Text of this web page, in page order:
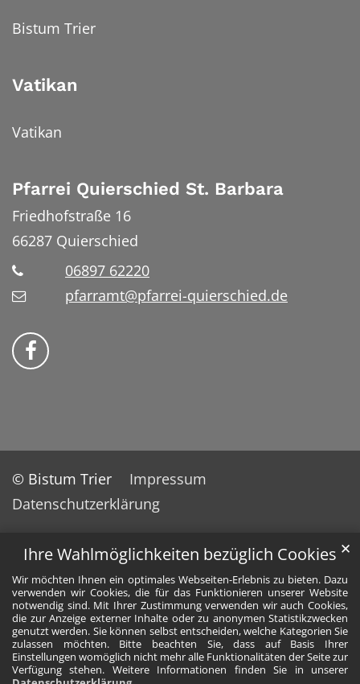
Ihre Wahlmöglichkeiten bezüglich Cookies
Wir möchten Ihnen ein optimales Webseiten-Erlebnis zu bieten. Dazu
verwenden wir Cookies, die für das Funktionieren unserer Website
notwendig sind. Mit Ihrer Zustimmung verwenden wir auch Cookies,
die zur Anzeige externer Inhalte oder zu anonymen Statistikzwecken
genutzt werden. Sie können selbst entscheiden, welche Kategorien Sie
zulassen möchten. Bitte beachten Sie, dass auf Basis Ihrer
Einstellungen womöglich nicht mehr alle Funktionalitäten der Seite zur
Verfügung stehen. Weitere Informationen finden Sie in unserer
✕
Bistum Trier
Vatikan
Vatikan
Pfarrei Quierschied St. Barbara
Friedhofstraße 16
66287 Quierschied
06897 62220
pfarramt@pfarrei-quierschied.de
Bistum Trier auf Facebook
© Bistum Trier
Impressum
Datenschutzerklärung